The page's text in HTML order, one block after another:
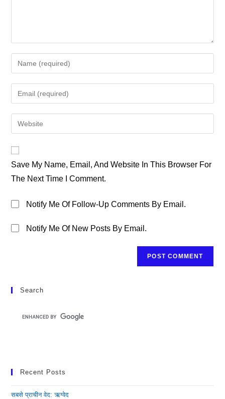
Your
Name
Or
To
Comment
Your
Email
Address
Your
URL
(optional)
Save My Name, Email, And Website In This Browser For
The Next Time I Comment.
Notify Me Of Follow-Up Comments By Email.
Notify Me Of New Posts By Email.
Search
Recent Posts
सबसे प्राचीन वेद: ऋग्वेद